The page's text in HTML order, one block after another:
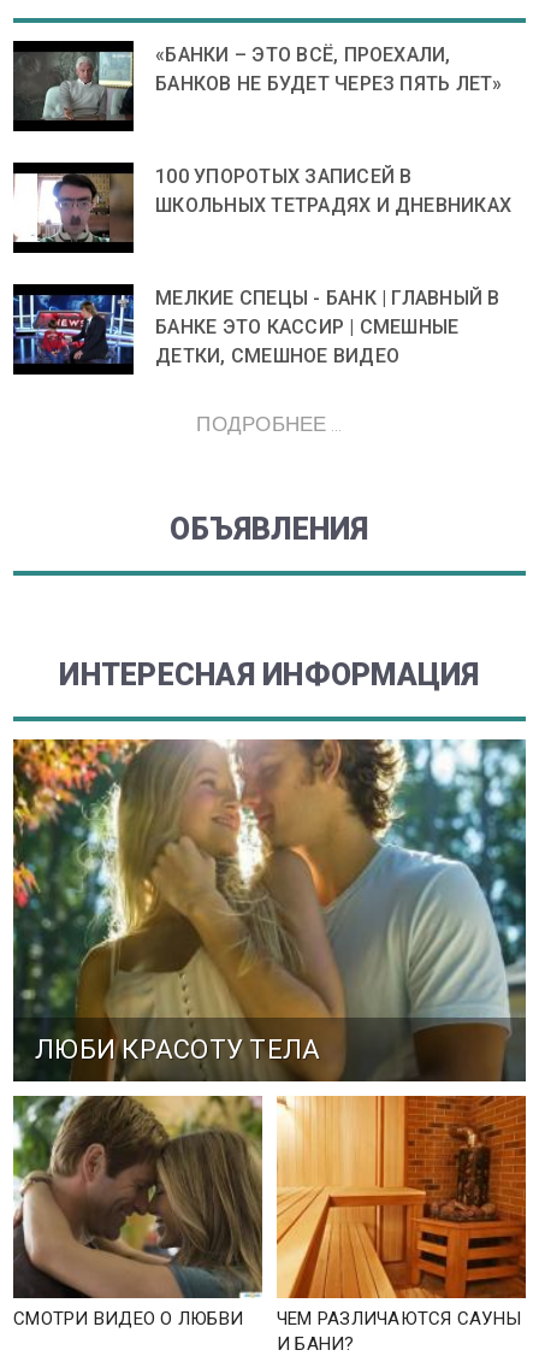
«БАНКИ – ЭТО ВСЁ, ПРОЕХАЛИ,
БАНКОВ НЕ БУДЕТ ЧЕРЕЗ ПЯТЬ ЛЕТ»
100 УПОРОТЫХ ЗАПИСЕЙ В
ШКОЛЬНЫХ ТЕТРАДЯХ И ДНЕВНИКАХ
МЕЛКИЕ СПЕЦЫ - БАНК | ГЛАВНЫЙ В
БАНКЕ ЭТО КАССИР | СМЕШНЫЕ
ДЕТКИ, СМЕШНОЕ ВИДЕО
ПОДРОБНЕЕ ...
ОБЪЯВЛЕНИЯ
ИНТЕРЕСНАЯ ИНФОРМАЦИЯ
ЛЮБИ КРАСОТУ ТЕЛА
СМОТРИ ВИДЕО О ЛЮБВИ
ЧЕМ РАЗЛИЧАЮТСЯ САУНЫ
И БАНИ?